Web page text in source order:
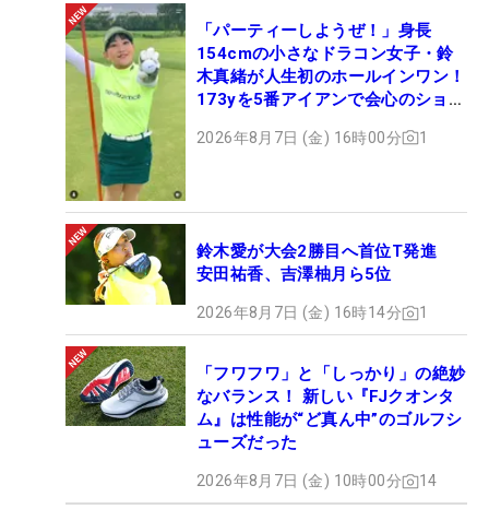
「パーティーしようぜ！」身長
154cmの小さなドラコン女子・鈴
木真緒が人生初のホールインワン！
173yを5番アイアンで会心のショッ
2026年8月7日 (金) 16時00分 1
鈴木愛が大会2勝目へ首位T発進
安田祐香、吉澤柚月ら5位
2026年8月7日 (金) 16時14分 1
「フワフワ」と「しっかり」の絶妙
なバランス！ 新しい『FJクオンタ
ム』は性能が“ど真ん中”のゴルフシ
ューズだった
2026年8月7日 (金) 10時00分 14